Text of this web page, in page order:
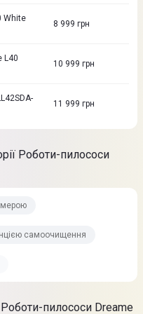
White
8 999 грн
L40
10 999 грн
11 999 грн
Роботи-пилососи
самоочищення
пилососи Dreame